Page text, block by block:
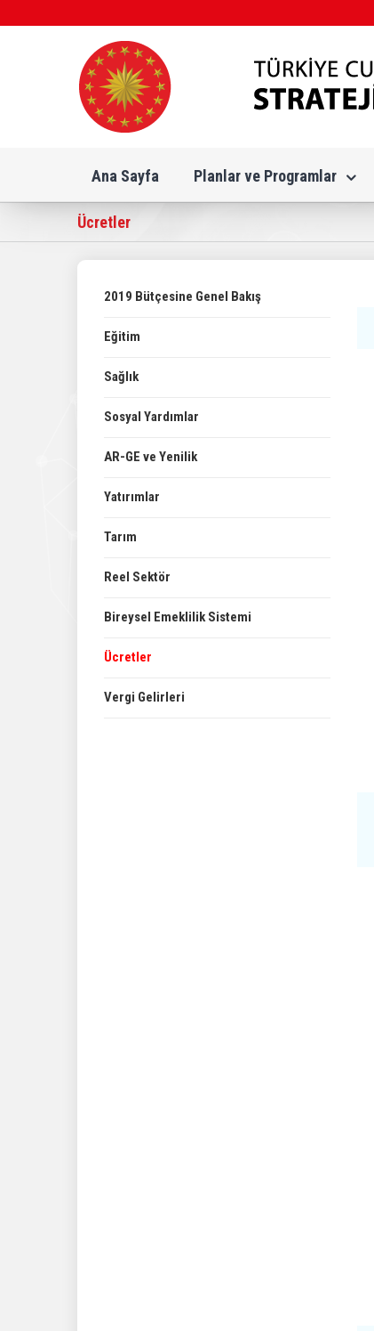
to
Ana Sayfa Planlar ve Programlar
Ücretler
2019 Bütçesine Genel Bakış
Eğitim
Sağlık
Sosyal Yardımlar
AR-GE ve Yenilik
Yatırımlar
Tarım
Reel Sektör
Bireysel Emeklilik Sistemi
Ücretler
Vergi Gelirleri